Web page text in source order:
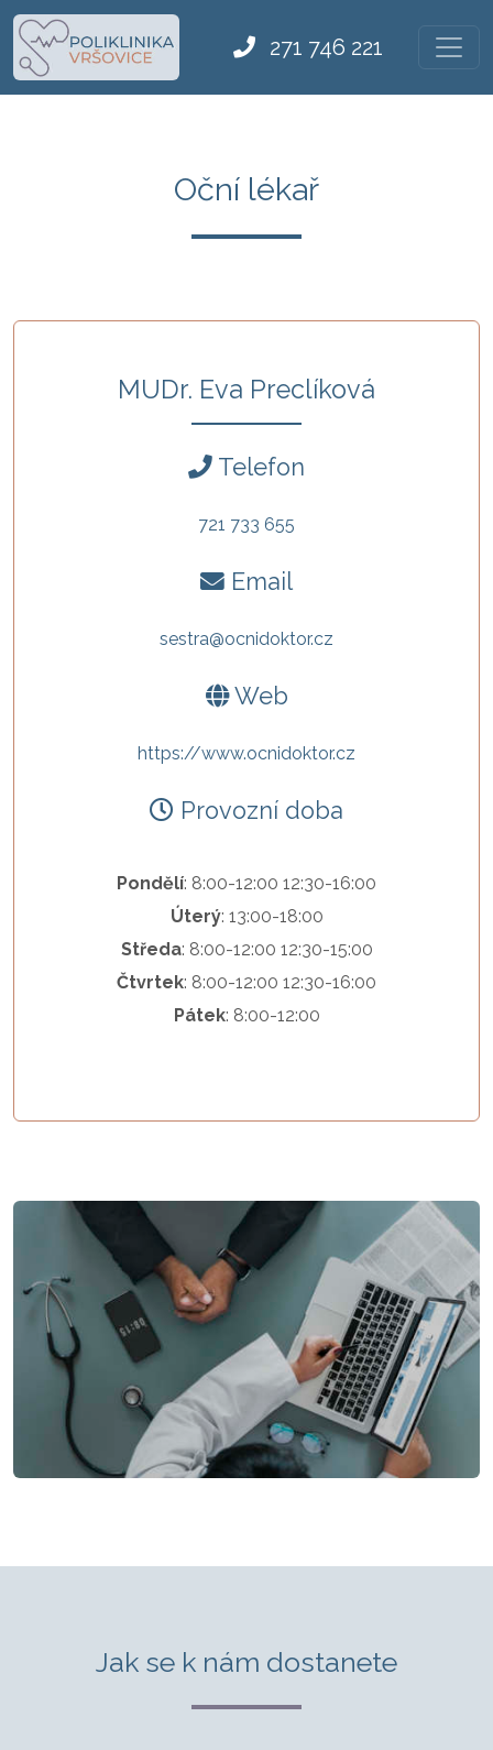
271 746 221
Oční lékař
MUDr. Eva Preclíková
Telefon
721 733 655
Email
sestra@ocnidoktor.cz
Web
https://www.ocnidoktor.cz
Provozní doba
Pondělí: 8:00-12:00 12:30-16:00
Úterý: 13:00-18:00
Středa: 8:00-12:00 12:30-15:00
Čtvrtek: 8:00-12:00 12:30-16:00
Pátek: 8:00-12:00
Jak se k nám dostanete